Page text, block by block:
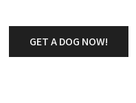
GET A DOG NOW!